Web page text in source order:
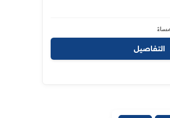
التفاصيل